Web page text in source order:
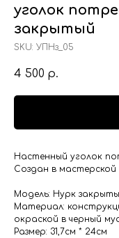
уголок
закрытый
SKU: УПНз_05
4 500 р.
Настенный уголок
Создан в
Модель: Нурк
Материал:
окраской в черный
Размер: 31,7см * 24см